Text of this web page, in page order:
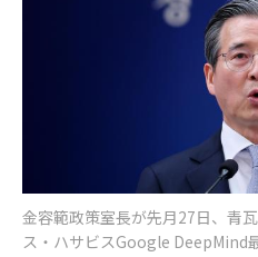
金容範政策室長が先月27日、青
ス・ハサビスGoogle DeepMind